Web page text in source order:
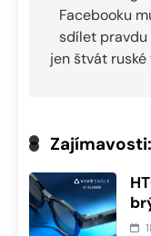
příspěvek
Facebooku
sdílet pravdu
jen štvát
Zajímavosti: